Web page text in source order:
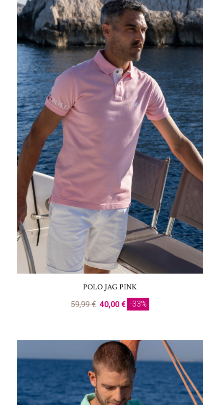
POLO JAG PINK
59,99 € 40,00 € -33%